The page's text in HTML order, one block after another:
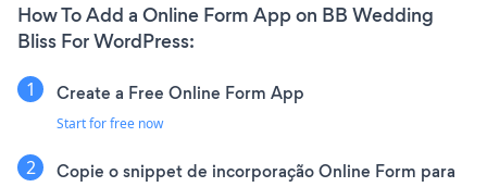
How To Add a Online Form App on BB Wedding
Bliss For WordPress:
Create a Free Online Form App
Start for free now
Copie o snippet de incorporação Online Form para